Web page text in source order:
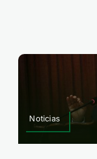
Noticias